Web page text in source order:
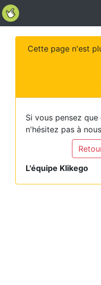
Cette page n'est
Si vous pensez
n'hésitez pas à nous
L'équipe Klikego